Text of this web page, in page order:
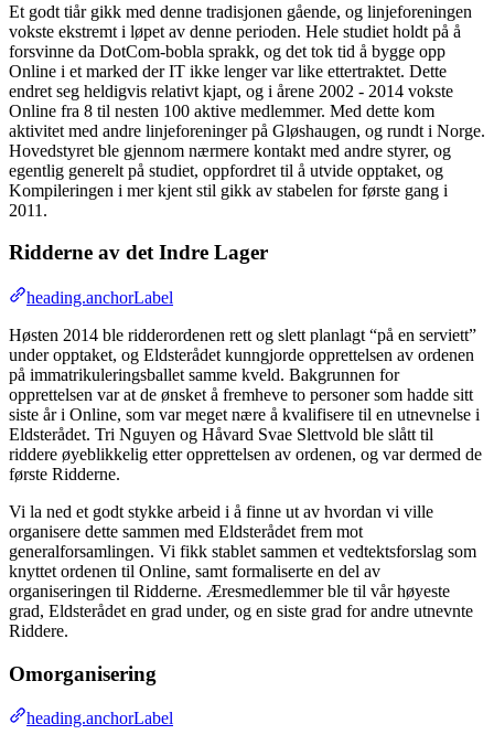
Et godt tiår gikk med denne tradisjonen gående, og linjeforeningen
vokste ekstremt i løpet av denne perioden. Hele studiet holdt på å
forsvinne da DotCom-bobla sprakk, og det tok tid å bygge opp
Online i et marked der IT ikke lenger var like ettertraktet. Dette
endret seg heldigvis relativt kjapt, og i årene 2002 - 2014 vokste
Online fra 8 til nesten 100 aktive medlemmer. Med dette kom
aktivitet med andre linjeforeninger på Gløshaugen, og rundt i Norge.
Hovedstyret ble gjennom nærmere kontakt med andre styrer, og
egentlig generelt på studiet, oppfordret til å utvide opptaket, og
Kompileringen i mer kjent stil gikk av stabelen for første gang i
2011.
Ridderne av det Indre Lager
heading.anchorLabel
Høsten 2014 ble ridderordenen rett og slett planlagt “på en serviett”
under opptaket, og Eldsterådet kunngjorde opprettelsen av ordenen
på immatrikuleringsballet samme kveld. Bakgrunnen for
opprettelsen var at de ønsket å fremheve to personer som hadde sitt
siste år i Online, som var meget nære å kvalifisere til en utnevnelse i
Eldsterådet. Tri Nguyen og Håvard Svae Slettvold ble slått til
riddere øyeblikkelig etter opprettelsen av ordenen, og var dermed de
første Ridderne.
Vi la ned et godt stykke arbeid i å finne ut av hvordan vi ville
organisere dette sammen med Eldsterådet frem mot
generalforsamlingen. Vi fikk stablet sammen et vedtektsforslag som
knyttet ordenen til Online, samt formaliserte en del av
organiseringen til Ridderne. Æresmedlemmer ble til vår høyeste
grad, Eldsterådet en grad under, og en siste grad for andre utnevnte
Riddere.
Omorganisering
heading.anchorLabel